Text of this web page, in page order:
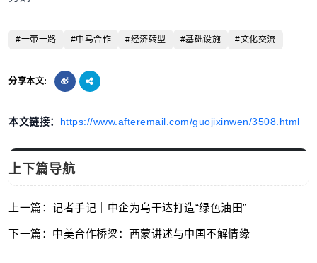
#一带一路 #中马合作 #经济转型 #基础设施 #文化交流
分享本文:
本文链接： https://www.afteremail.com/guojixinwen/3508.html
上下篇导航
上一篇：记者手记｜中企为乌干达打造“绿色油田”
下一篇：中美合作桥梁：西蒙讲述与中国不解情缘